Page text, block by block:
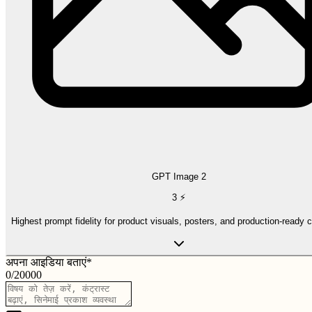
GPT Image 2
3 ⚡
Highest prompt fidelity for product visuals, posters, and production-ready
अपना आइडिया बताएं*
0/20000